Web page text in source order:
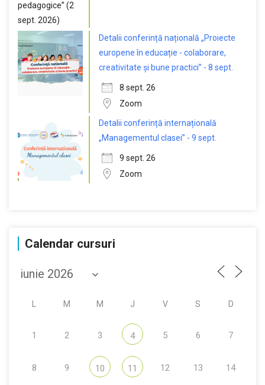
Detalii conferință națională „Proiecte
europene în educație - colaborare,
creativitate și bune practici” - 8 sept.
8 sept. 26
Zoom
Detalii conferință internațională
„Managementul clasei” - 9 sept.
9 sept. 26
Zoom
Calendar cursuri
M M J V S D
1 2 3 4 5 6 7
8 9 10 11 12 13 14